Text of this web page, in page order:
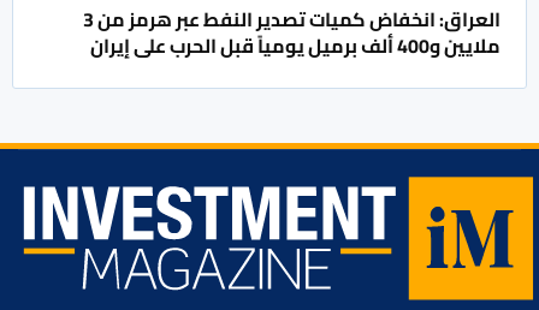
العراق: انخفاض كميات تصدير النفط عبر هرمز من 3
ملايين و400 ألف برميل يومياً قبل الحرب على إيران